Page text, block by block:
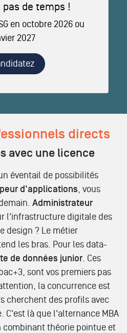
pas de temps !
en octobre 2026 ou
2027
directs
avec une licence
éventail de possibilités
d'applications, vous
Administrateur
l'infrastructure digitale des
design ? Le métier
les bras. Pour les data-
de données junior. Ces
sont vos premiers pas
la concurrence est
cherchent des profils avec
C'est là que l'alternance MBA
combinant théorie pointue et